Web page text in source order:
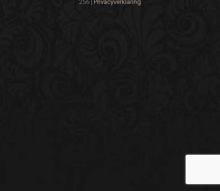
256 | Privacyverklaring